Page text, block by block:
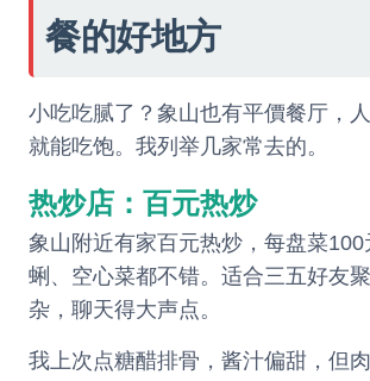
餐的好地方
小吃吃腻了？象山也有平價餐厅，
就能吃饱。我列举几家常去的。
热炒店：百元热炒
象山附近有家百元热炒，每盘菜100
蜊、空心菜都不错。适合三五好友
杂，聊天得大声点。
我上次点糖醋排骨，酱汁偏甜，但